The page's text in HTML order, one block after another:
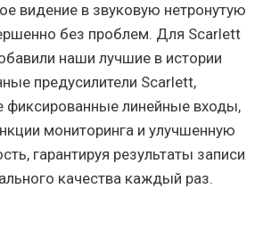
видение в звуковую нетронутую
без проблем. Для Scarlett
наши лучшие в истории
предусилители Scarlett,
фиксированные линейные входы,
мониторинга и улучшенную
гарантируя результаты записи
качества каждый раз.